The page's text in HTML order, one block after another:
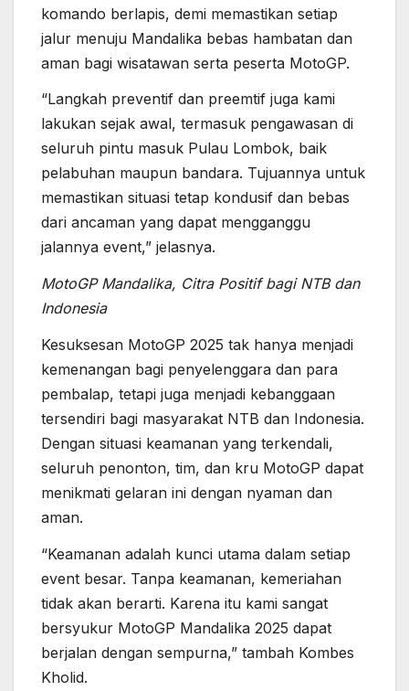
komando berlapis, demi memastikan setiap
jalur menuju Mandalika bebas hambatan dan
aman bagi wisatawan serta peserta MotoGP.
“Langkah preventif dan preemtif juga kami
lakukan sejak awal, termasuk pengawasan di
seluruh pintu masuk Pulau Lombok, baik
pelabuhan maupun bandara. Tujuannya untuk
memastikan situasi tetap kondusif dan bebas
dari ancaman yang dapat mengganggu
jalannya event,” jelasnya.
MotoGP Mandalika, Citra Positif bagi NTB dan
Indonesia
Kesuksesan MotoGP 2025 tak hanya menjadi
kemenangan bagi penyelenggara dan para
pembalap, tetapi juga menjadi kebanggaan
tersendiri bagi masyarakat NTB dan Indonesia.
Dengan situasi keamanan yang terkendali,
seluruh penonton, tim, dan kru MotoGP dapat
menikmati gelaran ini dengan nyaman dan
aman.
“Keamanan adalah kunci utama dalam setiap
event besar. Tanpa keamanan, kemeriahan
tidak akan berarti. Karena itu kami sangat
bersyukur MotoGP Mandalika 2025 dapat
berjalan dengan sempurna,” tambah Kombes
Kholid.